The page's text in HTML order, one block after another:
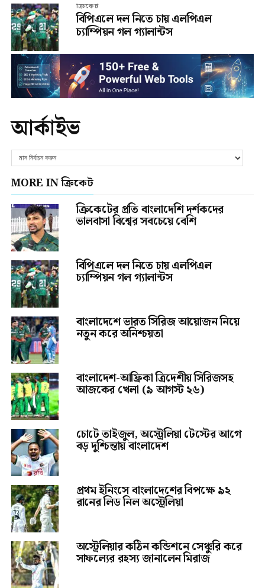
ক্রিকেট
বিপিএলে দল নিতে চায় এলপিএল
চ্যাম্পিয়ন গল গ্যালান্টস
আর্কাইভ
MORE IN ক্রিকেট
ক্রিকেটের প্রতি বাংলাদেশি দর্শকদের
ভালবাসা বিশ্বের সবচেয়ে বেশি
বিপিএলে দল নিতে চায় এলপিএল
চ্যাম্পিয়ন গল গ্যালান্টস
বাংলাদেশে ভারত সিরিজ আয়োজন নিয়ে
নতুন করে অনিশ্চয়তা
বাংলাদেশ-আফ্রিকা ত্রিদেশীয় সিরিজসহ
আজকের খেলা (৯ আগস্ট ২৬)
চোটে তাইজুল, অস্ট্রেলিয়া টেস্টের আগে
বড় দুশ্চিন্তায় বাংলাদেশ
প্রথম ইনিংসে বাংলাদেশের বিপক্ষে ৯২
রানের লিড নিল অস্ট্রেলিয়া
অস্ট্রেলিয়ার কঠিন কন্ডিশনে সেঞ্চুরি করে
সাফল্যের রহস্য জানালেন মিরাজ